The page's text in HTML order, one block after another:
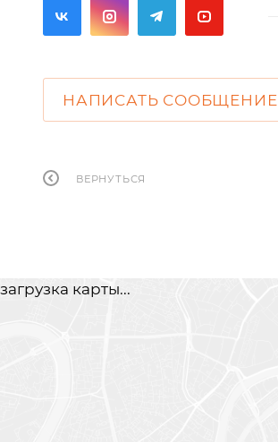
НАПИСАТЬ СООБЩЕНИЕ
ВЕРНУТЬСЯ
загрузка карты...